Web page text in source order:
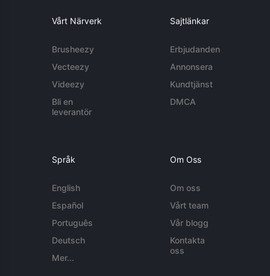
Vårt Närverk
Brusheezy
Vecteezy
Videezy
Bli en
leverantör
Sajtlänkar
Erbjudanden
Annonsera
Kundtjänst
DMCA
Språk
English
Español
Português
Deutsch
Mer...
Om Oss
Om oss
Vårt team
Vår blogg
Kontakta
oss